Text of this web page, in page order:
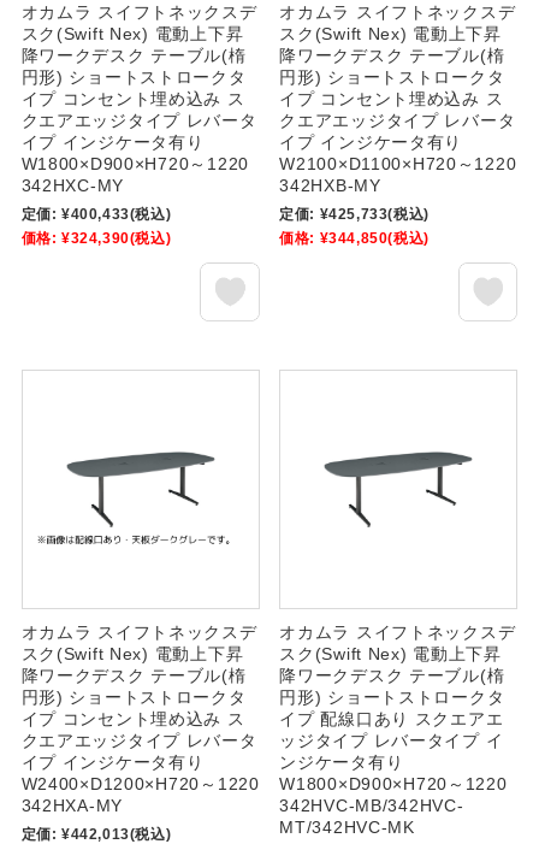
オカムラ スイフトネックスデ
スク(Swift Nex) 電動上下昇
降ワークデスク テーブル(楕
円形) ショートストロークタ
イプ コンセント埋め込み ス
クエアエッジタイプ レバータ
イプ インジケータ有り
W1800×D900×H720～1220
342HXC-MY
定価: ¥400,433(税込)
価格: ¥324,390(税込)
オカムラ スイフトネックスデ
スク(Swift Nex) 電動上下昇
降ワークデスク テーブル(楕
円形) ショートストロークタ
イプ コンセント埋め込み ス
クエアエッジタイプ レバータ
イプ インジケータ有り
W2100×D1100×H720～1220
342HXB-MY
定価: ¥425,733(税込)
価格: ¥344,850(税込)
オカムラ スイフトネックスデ
スク(Swift Nex) 電動上下昇
降ワークデスク テーブル(楕
円形) ショートストロークタ
イプ コンセント埋め込み ス
クエアエッジタイプ レバータ
イプ インジケータ有り
W2400×D1200×H720～1220
342HXA-MY
定価: ¥442,013(税込)
オカムラ スイフトネックスデ
スク(Swift Nex) 電動上下昇
降ワークデスク テーブル(楕
円形) ショートストロークタ
イプ 配線口あり スクエアエ
ッジタイプ レバータイプ イ
ンジケータ有り
W1800×D900×H720～1220
342HVC-MB/342HVC-
MT/342HVC-MK